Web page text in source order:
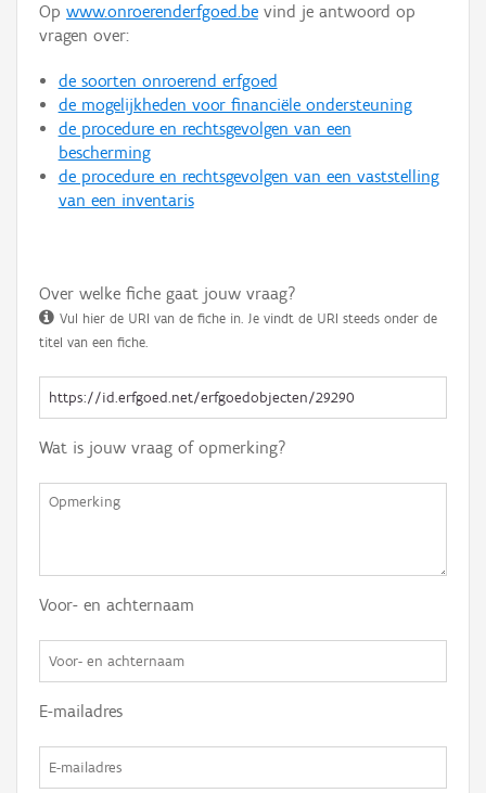
Op www.onroerenderfgoed.be vind je antwoord op
vragen over:
de soorten onroerend erfgoed
de mogelijkheden voor financiële ondersteuning
de procedure en rechtsgevolgen van een
bescherming
de procedure en rechtsgevolgen van een vaststelling
van een inventaris
Over welke fiche gaat jouw vraag?
Vul hier de URI van de fiche in. Je vindt de URI steeds onder de
titel van een fiche.
Wat is jouw vraag of opmerking?
Voor- en achternaam
E-mailadres